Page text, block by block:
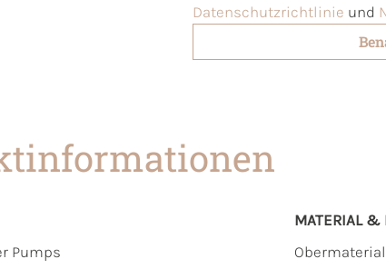
Datenschutzrichtlinie und
Pumps
MATERIAL &